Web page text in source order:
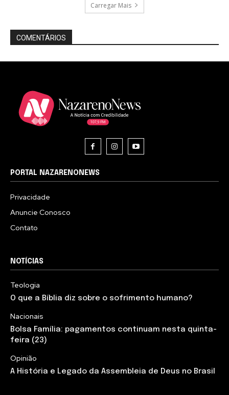
Carregar Mais
COMENTÁRIOS
PORTAL NAZARENONEWS
Privacidade
Anuncie Conosco
Contato
NOTÍCIAS
Teologia
O que a Bíblia diz sobre o sofrimento humano?
Nacionais
Bolsa Família: pagamentos continuam nesta quinta-
feira (23)
Opinião
A História e Legado da Assembleia de Deus no Brasil